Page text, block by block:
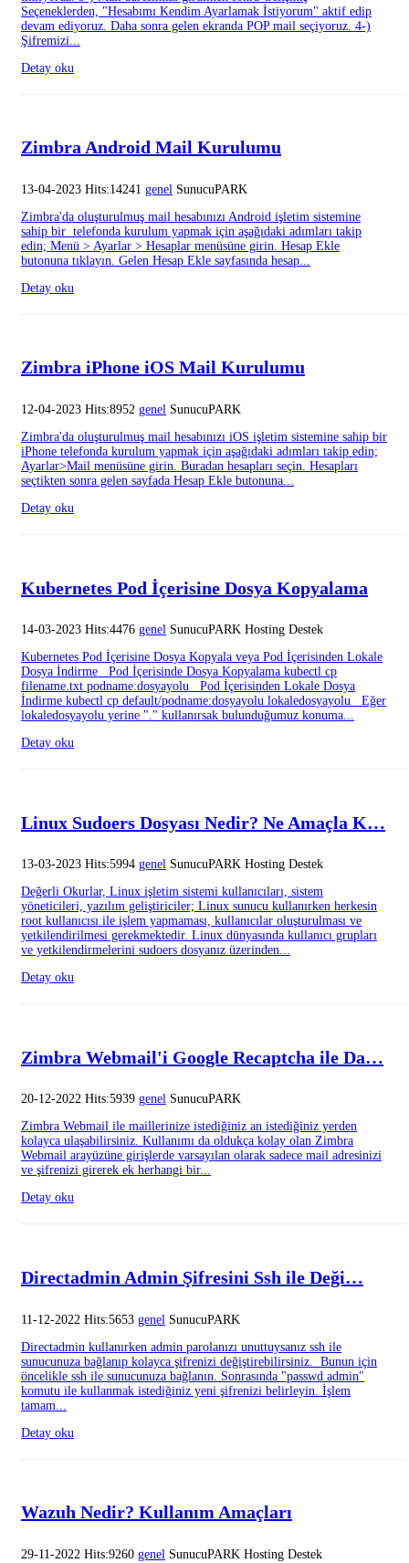
Seçeneklerden, "Hesabımı Kendim Ayarlamak İstiyorum" aktif edip
devam ediyoruz. Daha sonra gelen ekranda POP mail seçiyoruz. 4-)
Şifremizi...
Detay oku
Zimbra Android Mail Kurulumu
13-04-2023 Hits:14241 genel SunucuPARK
Zimbra'da oluşturulmuş mail hesabınızı Android işletim sistemine
sahip bir telefonda kurulum yapmak için aşağıdaki adımları takip
edin; Menü > Ayarlar > Hesaplar menüsüne girin. Hesap Ekle
butonuna tıklayın. Gelen Hesap Ekle sayfasında hesap...
Detay oku
Zimbra iPhone iOS Mail Kurulumu
12-04-2023 Hits:8952 genel SunucuPARK
Zimbra'da oluşturulmuş mail hesabınızı iOS işletim sistemine sahip bir
iPhone telefonda kurulum yapmak için aşağıdaki adımları takip edin;
Ayarlar>Mail menüsüne girin. Buradan hesapları seçin. Hesapları
seçtikten sonra gelen sayfada Hesap Ekle butonuna...
Detay oku
Kubernetes Pod İçerisine Dosya Kopyalama
14-03-2023 Hits:4476 genel SunucuPARK Hosting Destek
Kubernetes Pod İçerisine Dosya Kopyala veya Pod İçerisinden Lokale
Dosya İndirme Pod İçerisinde Dosya Kopyalama kubectl cp
filename.txt podname:dosyayolu Pod İçerisinden Lokale Dosya
İndirme kubectl cp default/podname:dosyayolu lokaledosyayolu Eğer
lokaledosyayolu yerine "." kullanırsak bulunduğumuz konuma...
Detay oku
Linux Sudoers Dosyası Nedir? Ne Amaçla K…
13-03-2023 Hits:5994 genel SunucuPARK Hosting Destek
Değerli Okurlar, Linux işletim sistemi kullanıcıları, sistem
yöneticileri, yazılım geliştiriciler; Linux sunucu kullanırken herkesin
root kullanıcısı ile işlem yapmaması, kullanıcılar oluşturulması ve
yetkilendirilmesi gerekmektedir. Linux dünyasında kullanıcı grupları
ve yetkilendirmelerini sudoers dosyanız üzerinden...
Detay oku
Zimbra Webmail'i Google Recaptcha ile Da…
20-12-2022 Hits:5939 genel SunucuPARK
Zimbra Webmail ile maillerinize istediğiniz an istediğiniz yerden
kolayca ulaşabilirsiniz. Kullanımı da oldukça kolay olan Zimbra
Webmail arayüzüne girişlerde varsayılan olarak sadece mail adresinizi
ve şifrenizi girerek ek herhangi bir...
Detay oku
Directadmin Admin Şifresini Ssh ile Deği…
11-12-2022 Hits:5653 genel SunucuPARK
Directadmin kullanırken admin parolanızı unuttuysanız ssh ile
sunucunuza bağlanıp kolayca şifrenizi değiştirebilirsiniz. Bunun için
öncelikle ssh ile sunucunuza bağlanın. Sonrasında "passwd admin"
komutu ile kullanmak istediğiniz yeni şifrenizi belirleyin. İşlem
tamam...
Detay oku
Wazuh Nedir? Kullanım Amaçları
29-11-2022 Hits:9260 genel SunucuPARK Hosting Destek